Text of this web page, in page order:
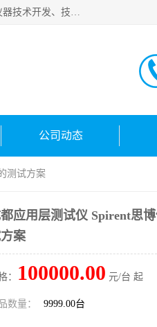
天津市信仪科科技有限公司成立于2013年，注册地位于天津市西青区。经营范围包括计算机软件、电子产品、仪器技术开发、技术转让、技术咨询、技术服务、网络工程、电子监控工程安装等；主要产品有：网络流量测试仪、Ixia XM2、XM12、XGS2、XGS12、400T、1600T、X16网络协议分析仪，Agilent N2X 等等各种型号，欢迎来电咨询。
公司动态
测试方案
应用层测试仪 Spirent思
案
： 100000.00 元/台 起
数量： 9999.00台